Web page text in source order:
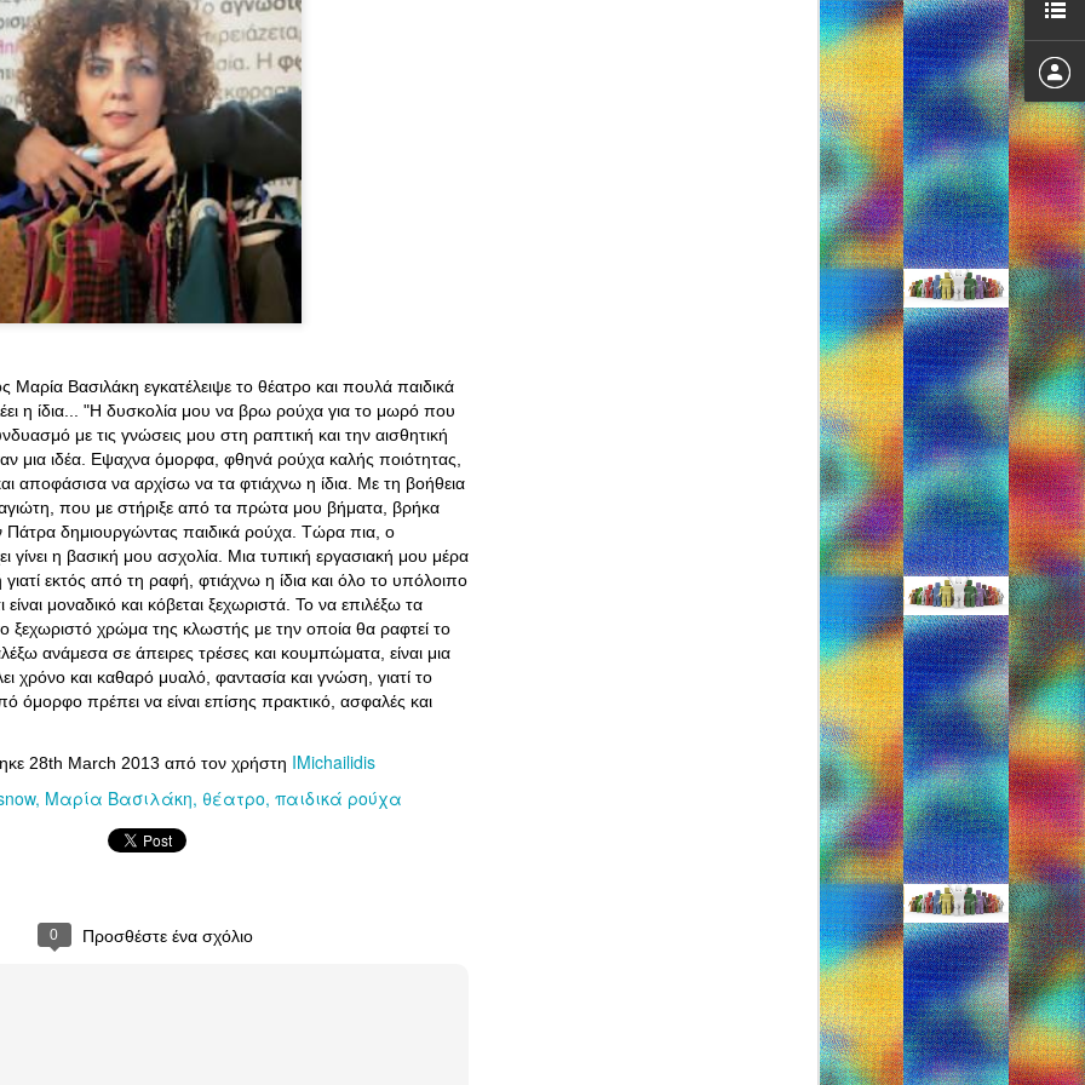
Βασιλάκη εγκατέλειψε το θέατρο και πουλά παιδικά
η ίδια... "Η δυσκολία μου να βρω ρούχα για το μωρό που
με τις γνώσεις μου στη ραπτική και την αισθητική
μια ιδέα. Εψαχνα όμορφα, φθηνά ρούχα καλής ποιότητας,
αποφάσισα να αρχίσω να τα φτιάχνω η ίδια. Με τη βοήθεια
που με στήριξε από τα πρώτα μου βήματα, βρήκα
δημιουργώντας παιδικά ρούχα. Τώρα πια, ο
γίνει η βασική μου ασχολία. Μια τυπική εργασιακή μου μέρα
γιατί εκτός από τη ραφή, φτιάχνω η ίδια και όλο το υπόλοιπο
μοναδικό και κόβεται ξεχωριστά. Το να επιλέξω τα
ξεχωριστό χρώμα της κλωστής με την οποία θα ραφτεί το
ανάμεσα σε άπειρες τρέσες και κουμπώματα, είναι μια
χρόνο και καθαρό μυαλό, φαντασία και γνώση, γιατί το
όμορφο πρέπει να είναι επίσης πρακτικό, ασφαλές και
28th March 2013 από τον χρήστη IMichailidis
Μαρία Βασιλάκη θέατρο παιδικά ρούχα
0 Προσθέστε ένα σχόλιο
DEC
18
hellinika.gr: Για κάθε
επαγγελματία,
επιχειρηματία
επιχείρηση.
DEC
14
ΑΠΟ:http://www.faysbook.gr
Η γνωστή εταιρία ρούχων J.Crew
ρούχα της εταιρίας. Χαζό ή
ιδιοφυές;
ίντερνετ επειδή έφτιαχνε μόνη της
φορέματα από χαρτί. Αυτή ηταν η
αρχή για να ξεκινήσει η μικρή μία
πολλά υποσχόμενη καριέρα στο
χώρο της μόδας.
μας
στην αγαπημένη κουνιστή πολυθρόνα μου, δίπλα στο
μου να χουζουρεύει στην κοιλιά μου, και ατενίζω? Κόσμος
από την εκκλησία, παιδάκια παίζουν. Μπαίνω στον πειρασμό να
που κάνουν θραύση στο Instagram! (φωτό)
ta-monterna-didyma-agorakia-poy-kanoy/
φορά με το στυλ και τις επιλογές τους!Εξαίρεση δεν αποτελούν,
θραύση στο Instagram ως M&D tWins!
να ακολουθούν τις ίδιες στιλιστικές επιλογές, όμως -όπως
αυτό δίδυμο τα έχει καταφέρει και με το παραπάνω!
όταν κάνει κρύο
ντύσιμο για τα μικρά παιδιά όταν έξω κάνει κρύο; να τα ντύνουμε
Αυξάνεται ο κίνδυνος να αρρωστήσουν; Πως πρέπει να
παιδιά πάνε σχολείο, βγαίνουν έξω, παίζουν ιδρώνουν,
pame-epistrofi-sto-sxoleio-me/